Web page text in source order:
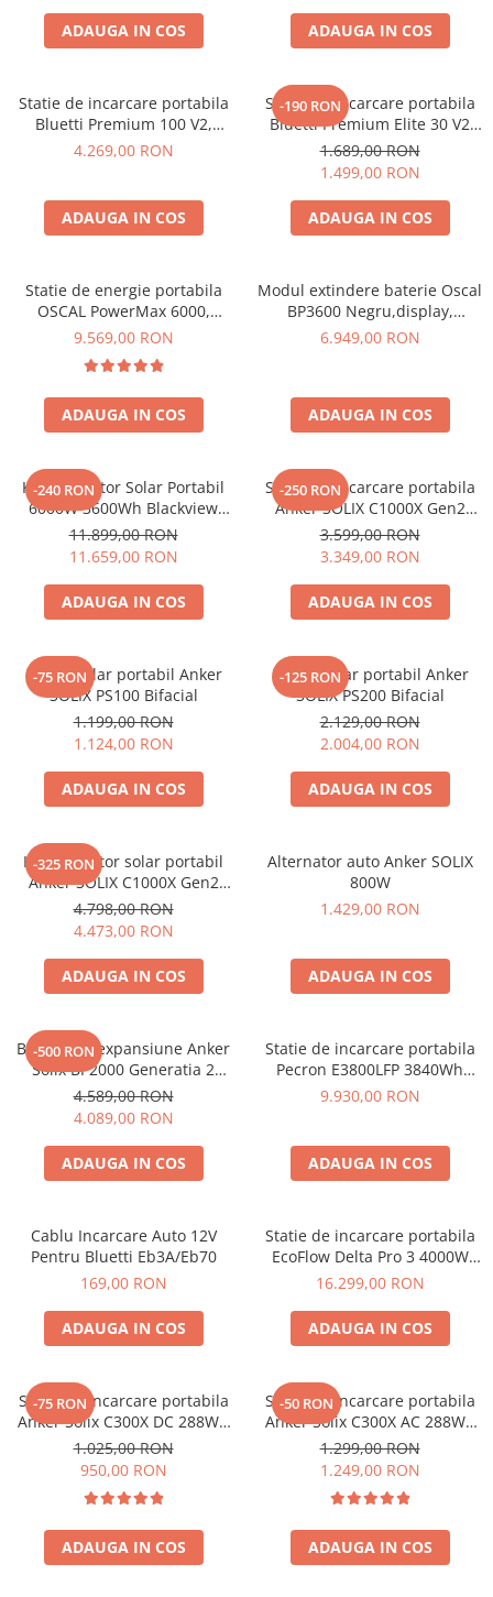
Anker
Jackery
Oscal
Toate generatoarele
Cauta dupa marca
Bluetti
Anker
Jackery
Toate panourile portabile
Kituri solare pentru balcon
Frigidere Portabile
Componente Fotovoltaice
Incarcatoare solare
Incarcatoare solare MPPT
Incarcatoare solare PWM
Interfete si cabluri
Cabluri pentru echipamente
fotovoltaice
Protectii si izolatoare de baterii
Monitorizare si control
Invertoare Off-grid
Incarcatoare de retea
Acumulatori de stocare
Componente sisteme de balcon
Acumulatori
Acumulatori Standard Plumb
Acumulatori Litiu
Acumulatori Gel
Acumulatori Moto
Invertoare Tensiune
Roboti Pornire Auto
Statii de incarcare vehicule
electrice
UPS Centrale Termice
Stabilizatoare Tensiune
Scule si aparate
Instrumente de masura
Anemometre
Clampmetre
Detectoare
Multimetre Portabile
ADAUGA IN COS ADAUGA IN COS
Statie de incarcare portabila
Bluetti Premium 100 V2,
1800W 1024Wh, Ecran LCD,
4.269,00 RON
ADAUGA IN COS
-190 RON
Statie de incarcare portabila
Bluetti Premium Elite 30 V2
600W 320Wh
1.689,00 RON
1.499,00 RON
ADAUGA IN COS
Statie de energie portabila
OSCAL PowerMax 6000,
6000W (9000W varf), baterie
rapida in 1.96h, 14 porturi,
USB-C 100W, control
inteligent la distanta,
functionalitate UPS
9.569,00 RON
ADAUGA IN COS
Modul extindere baterie Oscal
BP3600 Negru,display,
compatibil cu Oscal
6.949,00 RON
ADAUGA IN COS
-240 RON
Kit Generator Solar Portabil
6000W 3600Wh Blackview
OSCAL PowerMax 6000 +
panou solar 400W
11.899,00 RON
11.659,00 RON
ADAUGA IN COS
-250 RON
Statie de incarcare portabila
Anker SOLIX C1000X Gen2
2000W 1024Wh
3.599,00 RON
3.349,00 RON
ADAUGA IN COS
-75 RON
Panou solar portabil Anker
SOLIX PS100 Bifacial
1.199,00 RON
1.124,00 RON
ADAUGA IN COS
-125 RON
Panou solar portabil Anker
SOLIX PS200 Bifacial
2.129,00 RON
2.004,00 RON
ADAUGA IN COS
-325 RON
Kit generator solar portabil
Anker SOLIX C1000X Gen2
2000W 1024Wh + panou 100W
4.798,00 RON
4.473,00 RON
ADAUGA IN COS
Alternator auto Anker SOLIX
800W
1.429,00 RON
ADAUGA IN COS
-500 RON
Baterie de expansiune Anker
Solix BP2000 Generatia 2
pentru Anker Solix C2000 Gen
2, 2048Wh
4.589,00 RON
4.089,00 RON
ADAUGA IN COS
Statie de incarcare portabila
Pecron E3800LFP 3840Wh
4200W + Carucior CADOU
9.930,00 RON
ADAUGA IN COS
Cablu Incarcare Auto 12V
Pentru Bluetti Eb3A/Eb70
169,00 RON
ADAUGA IN COS
Statie de incarcare portabila
EcoFlow Delta Pro 3 4000W
4096Wh
16.299,00 RON
ADAUGA IN COS
-75 RON
Statie de incarcare portabila
Anker Solix C300X DC 288Wh
300W
1.025,00 RON
950,00 RON
ADAUGA IN COS
-50 RON
Statie de incarcare portabila
Anker Solix C300X AC 288Wh
300W
1.299,00 RON
1.249,00 RON
ADAUGA IN COS